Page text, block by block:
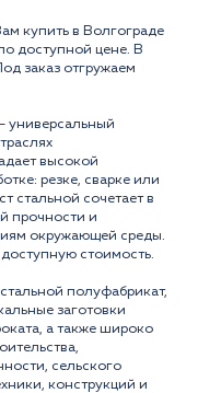
купить в Волгограде
доступной цене. В
заказ отгружаем
универсальный
высокой
резке, сварке или
стальной сочетает в
прочности и
окружающей среды.
стоимость.
полуфабрикат,
заготовки
а также широко
сельского
конструкций и